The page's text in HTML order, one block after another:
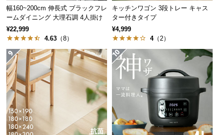
品・
キ
ャ
ン
セ
ル
に
つ
い
て
保
幅160~200cm 伸長式 ブラックフレ
ームダイニング 大理石調 4人掛け
¥22,999
4.63 （8）
キッチンワゴン 3段トレー キャス
ター付きタイプ
¥4,999
4（2）